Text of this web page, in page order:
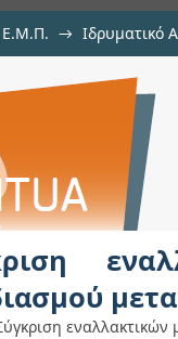
Ε.Μ.Π. → Ιδρυματικό